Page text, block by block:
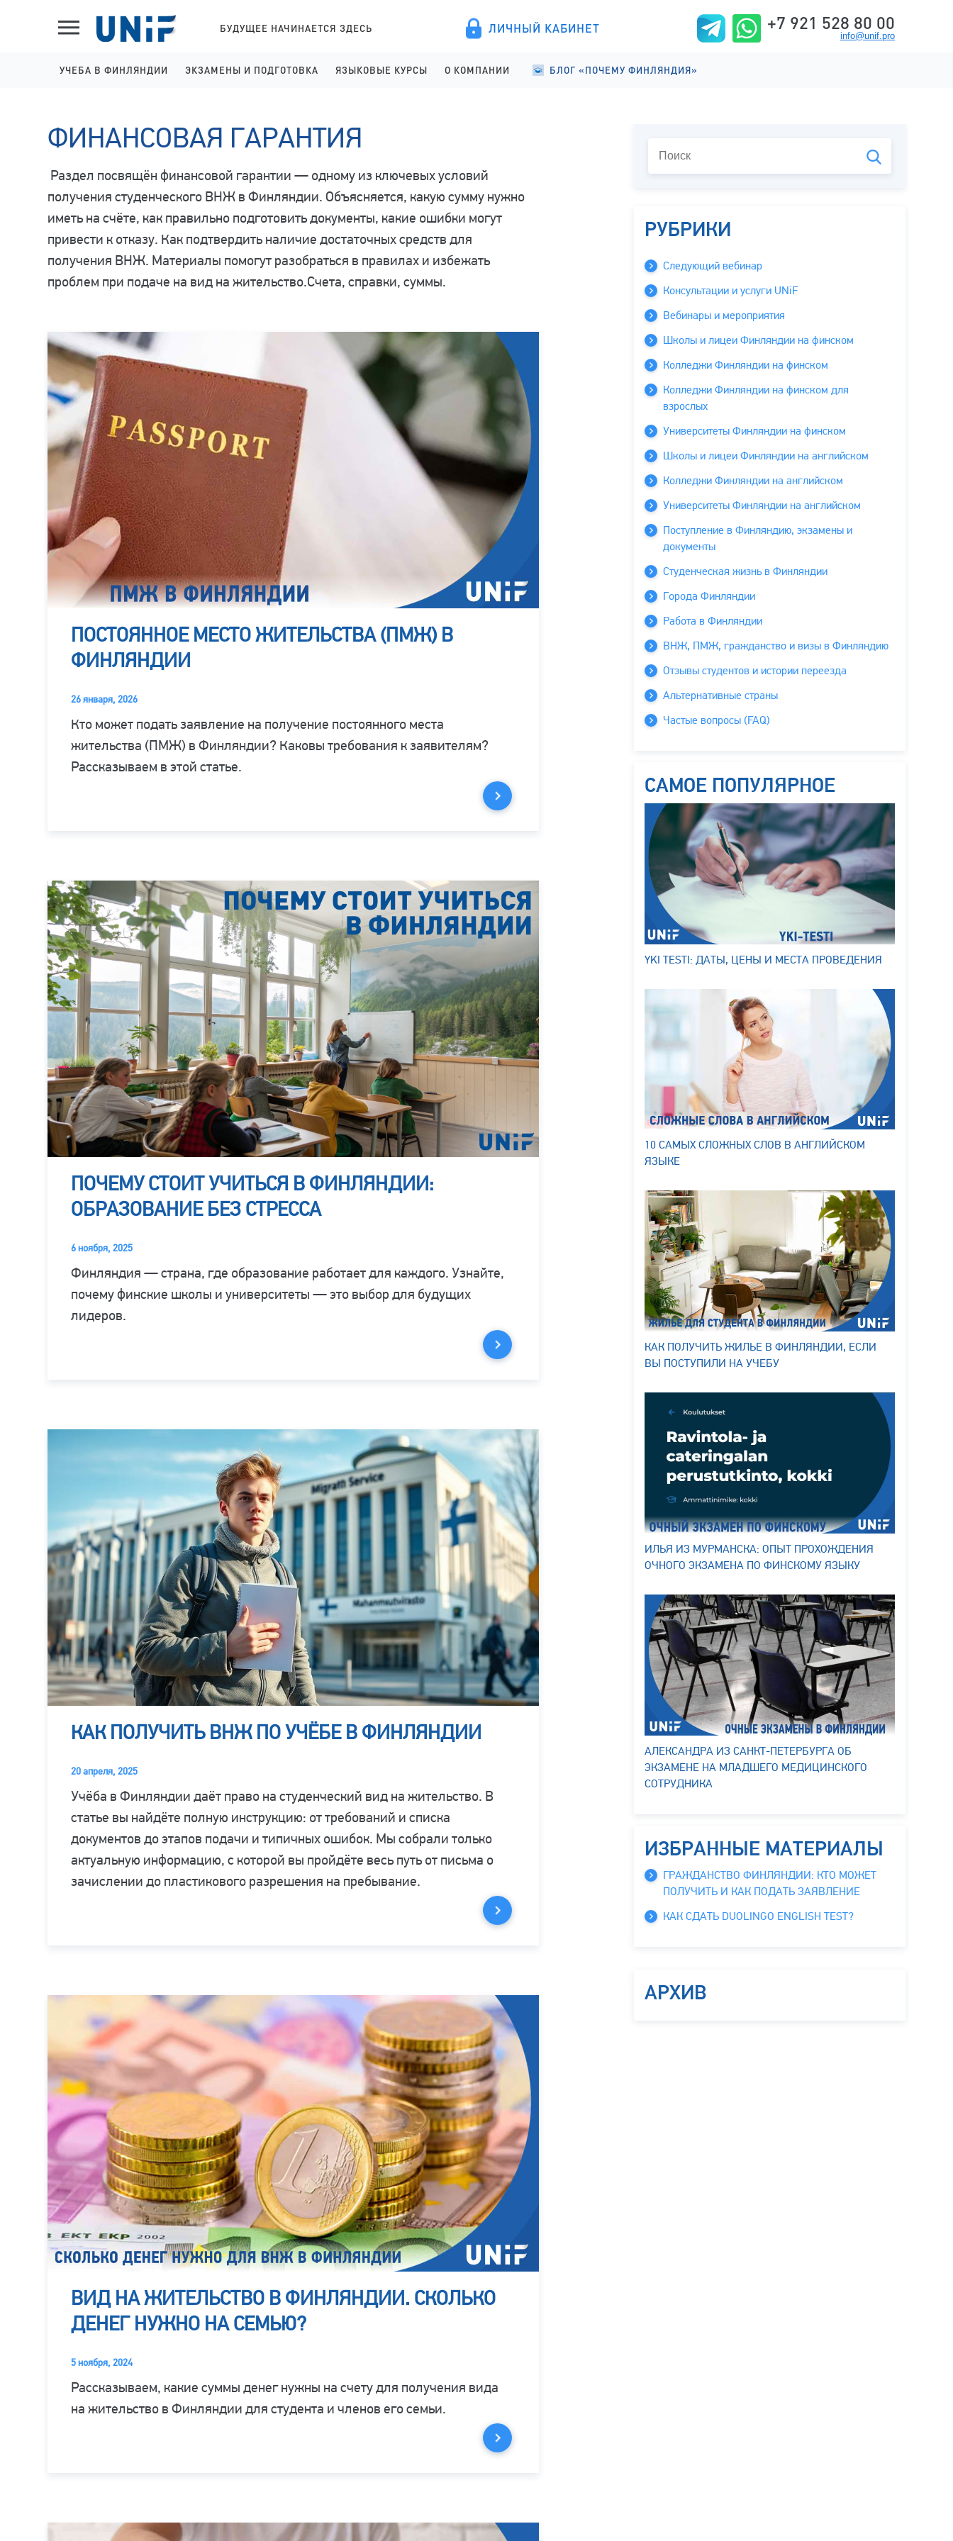
БУДУЩЕЕ НАЧИНАЕТСЯ ЗДЕСЬ ЛИЧНЫЙ КАБИНЕТ +7 921 528 80 00
info@unif.pro
УЧЕБА В ФИНЛЯНДИИ
КОЛЛЕДЖИ НА АНГЛИЙСКОМ
КОЛЛЕДЖИ НА ФИНСКОМ
ЭКЗАМЕНЫ И ПОДГОТОВКА
YKI ПОДГОТОВКА И РЕГИСТРАЦИЯ
ЯЗЫКОВЫЕ КУРСЫ
АНГЛИЙСКИЙ ДЛЯ ШКОЛЬНИКОВ
АНГЛИЙСКИЙ ДЛЯ ВЗРОСЛЫХ
ФИНСКИЙ ДЛЯ ПОСТУПАЮЩИХ
О КОМПАНИИ БЛОГ «ПОЧЕМУ ФИНЛЯНДИЯ»
ФИНАНСОВАЯ ГАРАНТИЯ
Раздел посвящён финансовой гарантии — одному из ключевых условий
получения студенческого ВНЖ в Финляндии. Объясняется, какую сумму нужно
иметь на счёте, как правильно подготовить документы, какие ошибки могут
привести к отказу. Как подтвердить наличие достаточных средств для
получения ВНЖ. Материалы помогут разобраться в правилах и избежать
проблем при подаче на вид на жительство.Счета, справки, суммы.
ПОСТОЯННОЕ МЕСТО ЖИТЕЛЬСТВА (ПМЖ) В
ФИНЛЯНДИИ
26 января, 2026
Кто может подать заявление на получение постоянного места
жительства (ПМЖ) в Финляндии? Каковы требования к заявителям?
Рассказываем в этой статье.
ПОЧЕМУ СТОИТ УЧИТЬСЯ В ФИНЛЯНДИИ:
ОБРАЗОВАНИЕ БЕЗ СТРЕССА
6 ноября, 2025
Финляндия — страна, где образование работает для каждого. Узнайте,
почему финские школы и университеты — это выбор для будущих
лидеров.
КАК ПОЛУЧИТЬ ВНЖ ПО УЧЁБЕ В ФИНЛЯНДИИ
20 апреля, 2025
Учёба в Финляндии даёт право на студенческий вид на жительство. В
статье вы найдёте полную инструкцию: от требований и списка
документов до этапов подачи и типичных ошибок. Мы собрали только
актуальную информацию, с которой вы пройдёте весь путь от письма о
зачислении до пластикового разрешения на пребывание.
ВИД НА ЖИТЕЛЬСТВО В ФИНЛЯНДИИ. СКОЛЬКО
ДЕНЕГ НУЖНО НА СЕМЬЮ?
5 ноября, 2024
Рассказываем, какие суммы денег нужны на счету для получения вида
на жительство в Финляндии для студента и членов его семьи.
РУБРИКИ
Следующий вебинар
Консультации и услуги UNiF
Вебинары и мероприятия
Школы и лицеи Финляндии на финском
Колледжи Финляндии на финском
Колледжи Финляндии на финском для
взрослых
Университеты Финляндии на финском
Школы и лицеи Финляндии на английском
Колледжи Финляндии на английском
Университеты Финляндии на английском
Поступление в Финляндию, экзамены и
документы
Студенческая жизнь в Финляндии
Города Финляндии
Работа в Финляндии
ВНЖ, ПМЖ, гражданство и визы в Финляндию
Отзывы студентов и истории переезда
Альтернативные страны
Частые вопросы (FAQ)
САМОЕ ПОПУЛЯРНОЕ
YKI TESTI: ДАТЫ, ЦЕНЫ И МЕСТА ПРОВЕДЕНИЯ
10 САМЫХ СЛОЖНЫХ СЛОВ В АНГЛИЙСКОМ
ЯЗЫКЕ
КАК ПОЛУЧИТЬ ЖИЛЬЕ В ФИНЛЯНДИИ, ЕСЛИ
ВЫ ПОСТУПИЛИ НА УЧЕБУ
ИЛЬЯ ИЗ МУРМАНСКА: ОПЫТ ПРОХОЖДЕНИЯ
ОЧНОГО ЭКЗАМЕНА ПО ФИНСКОМУ ЯЗЫКУ
АЛЕКСАНДРА ИЗ САНКТ-ПЕТЕРБУРГА ОБ
ЭКЗАМЕНЕ НА МЛАДШЕГО МЕДИЦИНСКОГО
СОТРУДНИКА
ИЗБРАННЫЕ МАТЕРИАЛЫ
ГРАЖДАНСТВО ФИНЛЯНДИИ: КТО МОЖЕТ
ПОЛУЧИТЬ И КАК ПОДАТЬ ЗАЯВЛЕНИЕ
КАК СДАТЬ DUOLINGO ENGLISH TEST?
АРХИВ